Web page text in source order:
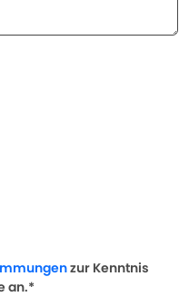
zur Kenntnis
an.*